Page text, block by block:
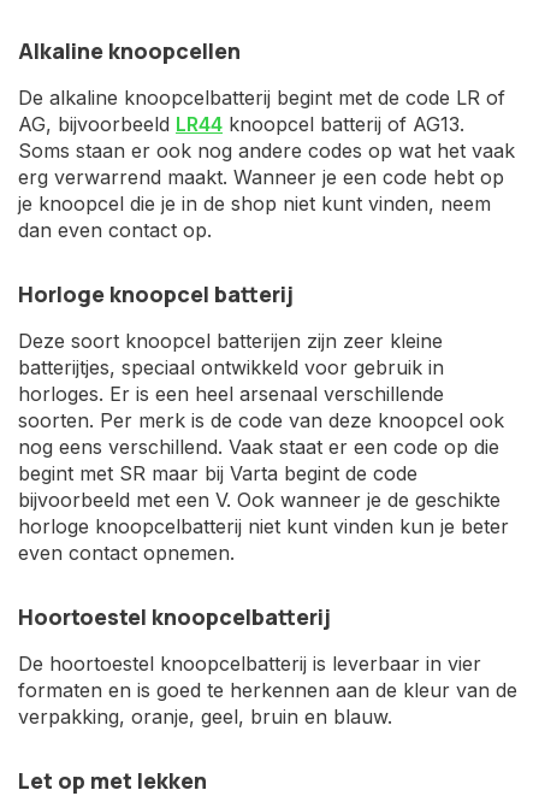
Alkaline knoopcellen
De alkaline knoopcelbatterij begint met de code LR of
AG, bijvoorbeeld LR44 knoopcel batterij of AG13.
Soms staan er ook nog andere codes op wat het vaak
erg verwarrend maakt. Wanneer je een code hebt op
je knoopcel die je in de shop niet kunt vinden, neem
dan even contact op.
Horloge knoopcel batterij
Deze soort knoopcel batterijen zijn zeer kleine
batterijtjes, speciaal ontwikkeld voor gebruik in
horloges. Er is een heel arsenaal verschillende
soorten. Per merk is de code van deze knoopcel ook
nog eens verschillend. Vaak staat er een code op die
begint met SR maar bij Varta begint de code
bijvoorbeeld met een V. Ook wanneer je de geschikte
horloge knoopcelbatterij niet kunt vinden kun je beter
even contact opnemen.
Hoortoestel knoopcelbatterij
De hoortoestel knoopcelbatterij is leverbaar in vier
formaten en is goed te herkennen aan de kleur van de
verpakking, oranje, geel, bruin en blauw.
Let op met lekken